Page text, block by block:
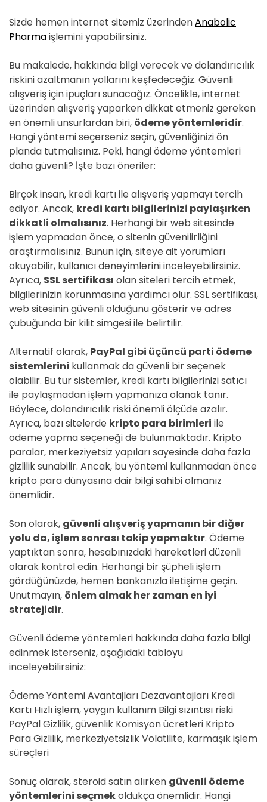
Sizde hemen internet sitemiz üzerindenAnabolic
Pharmaişlemini yapabilirsiniz.
Bu makalede, hakkında bilgi verecek ve dolandırıcılık
riskini azaltmanın yollarını keşfedeceğiz. Güvenli
alışveriş için ipuçları sunacağız. Öncelikle, internet
üzerinden alışveriş yaparken dikkat etmeniz gereken
en önemli unsurlardan biri, ödeme yöntemleridir.
Hangi yöntemi seçerseniz seçin, güvenliğinizi ön
planda tutmalısınız. Peki, hangi ödeme yöntemleri
daha güvenli? İşte bazı öneriler:
Birçok insan, kredi kartı ile alışveriş yapmayı tercih
ediyor. Ancak, kredi kartı bilgilerinizi paylaşırken
dikkatli olmalısınız. Herhangi bir web sitesinde
işlem yapmadan önce, o sitenin güvenilirliğini
araştırmalısınız. Bunun için, siteye ait yorumları
okuyabilir, kullanıcı deneyimlerini inceleyebilirsiniz.
Ayrıca, SSL sertifikası olan siteleri tercih etmek,
bilgilerinizin korunmasına yardımcı olur. SSL sertifikası,
web sitesinin güvenli olduğunu gösterir ve adres
çubuğunda bir kilit simgesi ile belirtilir.
Alternatif olarak, PayPal gibi üçüncü parti ödeme
sistemlerini kullanmak da güvenli bir seçenek
olabilir. Bu tür sistemler, kredi kartı bilgilerinizi satıcı
ile paylaşmadan işlem yapmanıza olanak tanır.
Böylece, dolandırıcılık riski önemli ölçüde azalır.
Ayrıca, bazı sitelerde kripto para birimleri ile
ödeme yapma seçeneği de bulunmaktadır. Kripto
paralar, merkeziyetsiz yapıları sayesinde daha fazla
gizlilik sunabilir. Ancak, bu yöntemi kullanmadan önce
kripto para dünyasına dair bilgi sahibi olmanız
önemlidir.
Son olarak, güvenli alışveriş yapmanın bir diğer
yolu da, işlem sonrası takip yapmaktır. Ödeme
yaptıktan sonra, hesabınızdaki hareketleri düzenli
olarak kontrol edin. Herhangi bir şüpheli işlem
gördüğünüzde, hemen bankanızla iletişime geçin.
Unutmayın, önlem almak her zaman en iyi
stratejidir.
Güvenli ödeme yöntemleri hakkında daha fazla bilgi
edinmek isterseniz, aşağıdaki tabloyu
inceleyebilirsiniz:
Ödeme Yöntemi Avantajları Dezavantajları Kredi
Kartı Hızlı işlem, yaygın kullanım Bilgi sızıntısı riski
PayPal Gizlilik, güvenlik Komisyon ücretleri Kripto
Para Gizlilik, merkeziyetsizlik Volatilite, karmaşık işlem
süreçleri
Sonuç olarak, steroid satın alırken güvenli ödeme
yöntemlerini seçmekoldukça önemlidir. Hangi